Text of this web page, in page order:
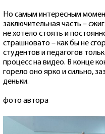
Но самым интересным
заключительная часть –
не хотело стоять и
страшновато – как бы не
студентов и педагогов
процесс на видео. В конце
горело оно ярко и сильно,
деньки.
фото автора